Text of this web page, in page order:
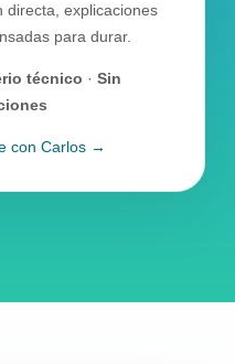
directa, explicaciones
para durar.
técnico · Sin
con Carlos →